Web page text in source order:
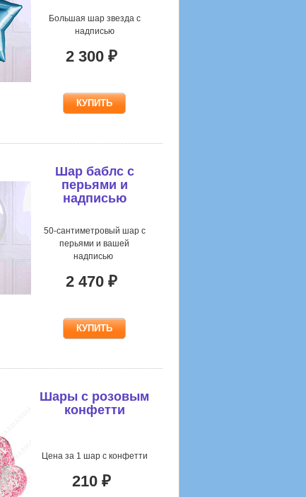
Большая шар звезда с
надписью
2 300 ₽
Шар баблс с
перьями и
надписью
50-сантиметровый шар с
перьями и вашей
надписью
2 470 ₽
Шары с розовым
конфетти
Цена за 1 шар с конфетти
210 ₽